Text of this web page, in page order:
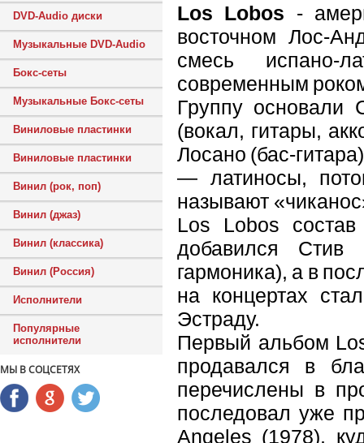
DVD-Audio диски
Музыкальные DVD-Audio
Бокс-сеты
Музыкальные Бокс-сеты
Виниловые пластинки
Виниловые пластинки
Винил (рок, поп)
Винил (джаз)
Винил (классика)
Винил (Россия)
Исполнители
Популярные
исполнители
МЫ В СОЦСЕТЯХ
Los Lobos -
восточном Лос-
смесь испано-
современным
Группу основали
(вокал, гитары,
Лосано (бас-
— латиносы,
называют
Los Lobos
добавился Стив
гармоника), а в
на концертах
Эстраду.
Первый альбом
продавался в
перечислены в
последовал уже
Angeles (1978),